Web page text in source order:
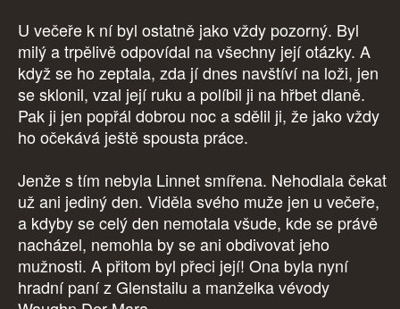
U večeře k ní byl ostatně jako vždy pozorný. Byl
milý a trpělivě odpovídal na všechny její otázky. A
když se ho zeptala, zda jí dnes navštíví na loži, jen
se sklonil, vzal její ruku a políbil ji na hřbet dlaně.
Pak ji jen popřál dobrou noc a sdělil ji, že jako vždy
ho očekává ještě spousta práce.
Jenže s tím nebyla Linnet smířena. Nehodlala čekat
už ani jediný den. Viděla svého muže jen u večeře,
a kdyby se celý den nemotala všude, kde se právě
nacházel, nemohla by se ani obdivovat jeho
mužnosti. A přitom byl přeci její! Ona byla nyní
hradní paní z Glenstailu a manželka vévody